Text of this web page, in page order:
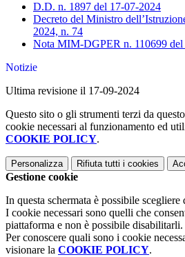
D.D. n. 1897 del 17-07-2024
Decreto del Ministro
2024, n. 74
Nota MIM-DGPER n. 110699 del
Notizie
Ultima revisione il 17-09-2024
Questo sito o gli strumenti terzi da
cookie necessari al funzionamento ed
COOKIE POLICY.
Personalizza Rifiuta tutti i cookies
Gestione cookie
In questa schermata è possibile
I cookie necessari sono quelli che
piattaforma e non è possibile disabilitarli.
Per conoscere quali sono i cookie
visionare la COOKIE POLICY.